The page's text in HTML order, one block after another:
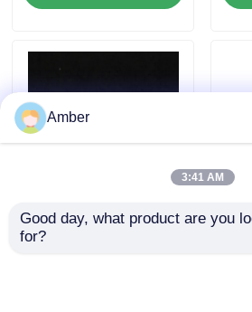
폐수 처리용 HDPE MBBR
바이오 필름 운반기, PH 범
UF
Amber
3:41 AM
Good day, what product are you
for?